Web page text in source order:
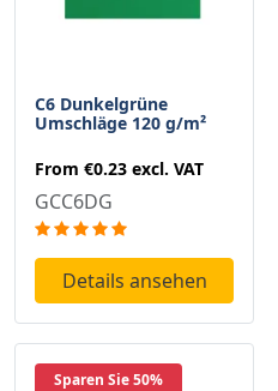
C6 Dunkelgrüne
Umschläge 120 g/m²
From €0.23 excl. VAT
GCC6DG
Details ansehen
Sparen Sie 50%